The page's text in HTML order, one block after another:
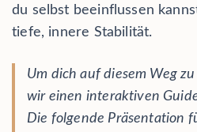
du selbst beeinflussen
tiefe, innere Stabilität.
Um dich auf diesem Weg
wir einen interaktiven
Die folgende Präsentation